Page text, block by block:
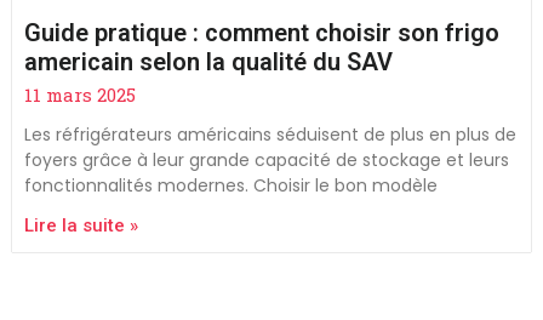
Guide pratique : comment choisir son frigo
americain selon la qualité du SAV
11 mars 2025
Les réfrigérateurs américains séduisent de plus en plus de
foyers grâce à leur grande capacité de stockage et leurs
fonctionnalités modernes. Choisir le bon modèle
Lire la suite »